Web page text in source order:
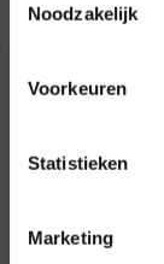
Noodzakelijk
Voorkeuren
Statistieken
Marketing